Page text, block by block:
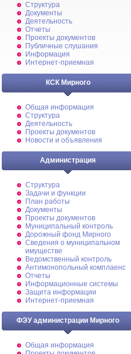
Структура
Документы
Деятельность
Отчеты
Проекты документов
Публичные слушания
Информация
Интернет-приемная
КСК Мирного
Общая информация
Структура
Деятельность
Проекты документов
Новости и объявления
Администрация
Структура
Задачи и функции
План работы
Документы
Проекты документов
Муниципальный контроль
Дорожный фонд Мирного
Cведения о муниципальном
имуществе
Ведомственный контроль
Антимонопольный комплаенс
Отчеты
Информационные системы
Защита информации
Интернет-приемная
ФЭУ администрации Мирного
Общая информация